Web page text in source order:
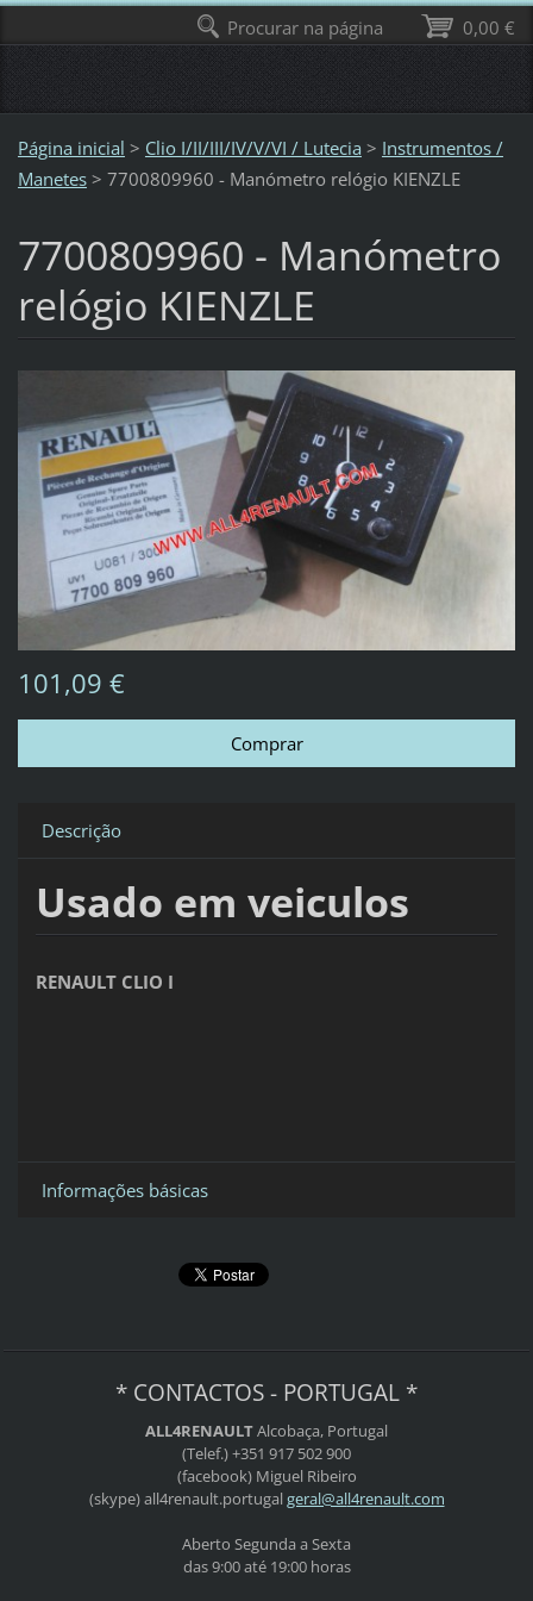
Página inicial > Clio I/II/III/IV/V/VI / Lutecia > Instrumentos /
Manetes > 7700809960 - Manómetro relógio KIENZLE
7700809960 - Manómetro
relógio KIENZLE
101,09 €
Descrição
Usado em veiculos
RENAULT CLIO I
Informações básicas
* CONTACTOS - PORTUGAL *
ALL4RENAULTAlcobaça, Portugal
(Telef.) +351 917 502 900
(facebook) Miguel Ribeiro
(skype) all4renault.portugal geral@all4renault.com
Aberto Segunda a Sexta
das 9:00 até 19:00 horas
0,00 €
Procurar na página